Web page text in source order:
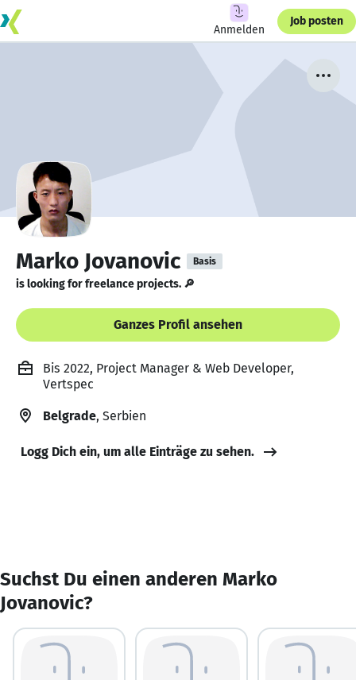
Anmelden
Job posten
Marko Jovanovic Basis
is looking for freelance projects. 🔎
Ganzes Profil ansehen
Bis 2022, Project Manager & Web Developer,
Vertspec
Belgrade, Serbien
Logg Dich ein, um alle Einträge zu sehen.
Suchst Du einen anderen Marko
Jovanovic?